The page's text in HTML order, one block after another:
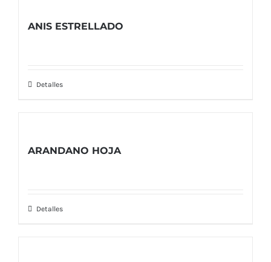
ANIS ESTRELLADO
Detalles
ARANDANO HOJA
Detalles